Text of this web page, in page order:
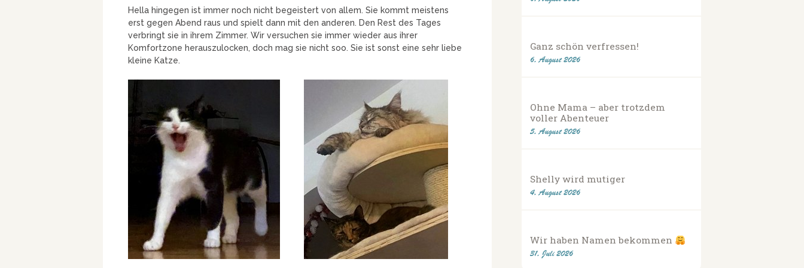
Hella hingegen ist immer noch nicht begeistert von allem. Sie kommt meistens
erst gegen Abend raus und spielt dann mit den anderen. Den Rest des Tages
verbringt sie in ihrem Zimmer. Wir versuchen sie immer wieder aus ihrer
Komfortzone herauszulocken, doch mag sie nicht soo. Sie ist sonst eine sehr liebe
kleine Katze.
Ganz schön verfressen!
6. August 2026
Ohne Mama – aber trotzdem
voller Abenteuer
5. August 2026
Shelly wird mutiger
4. August 2026
Wir haben Namen bekommen
31. Juli 2026